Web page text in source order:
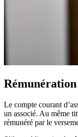
Le compte courant
un associé. Au même
rémunéré par le